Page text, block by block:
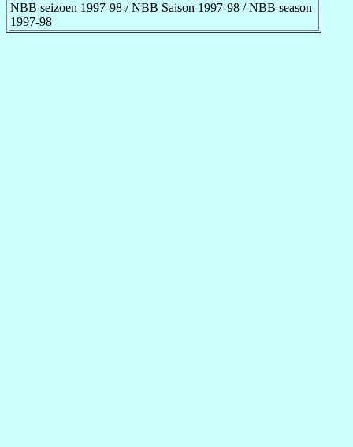
NBB seizoen 1997-98 / NBB Saison 1997-98 / NBB season
1997-98